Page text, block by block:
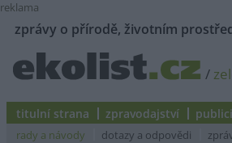
reklama
zprávy o přírodě, životním
/
titulní strana zpravodajství
rady a návody dotazy a odpovědi